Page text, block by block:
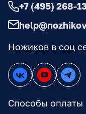
Ножиков в соц
Способы оплаты
+7 (495) 268-